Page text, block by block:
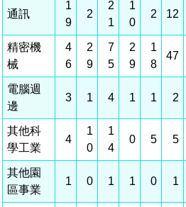
公職人員及關係人補助交易
機關採購廉政平臺
檔案應用及宣導活動
檔案教育訓練及標竿學習
檔案管理局相關連結
污水處理廠
污水處理廠
園區土地廠房宿舍出租資訊
污水處理廠
園區公會資訊
研究機構
育成中心
公共藝術
考古遺址
南科新港堂
園區生活
生活服務
園區宿舍簡介
自行車道網
南科實中
創新創業
南科AI_ROBOT自造基地
南科創業工坊
永續園區
企業社會責任
永續LOHAS綠色園區
通關業務
工安管理
環保管理
勞資管理
建築管理
污水費
廢棄物清除處理費
科學園區人才培育補助計畫
新興科技應用計畫
敦親睦鄰經費補助
性平專區
園區廠商採購資訊